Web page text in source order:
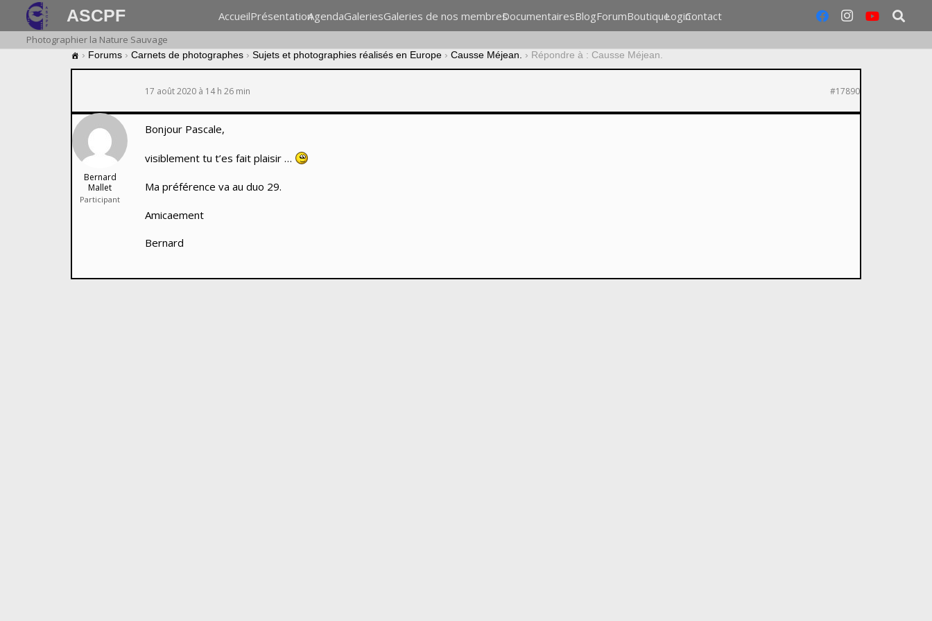
ASCPF AccueilPrésentationAgendaGaleriesGaleries de nos membresDocumentairesBlogForumBoutiqueLoginContact
Photographier la Nature Sauvage
› Forums › Carnets de photographes › Sujets et photographies réalisés en Europe › Causse Méjean. › Répondre à : Causse Méjean.
17 août 2020 à 14 h 26 min #17890
Bernard
Mallet
Participant
Bonjour Pascale,
visiblement tu t’es fait plaisir …
Ma préférence va au duo 29.
Amicaement
Bernard